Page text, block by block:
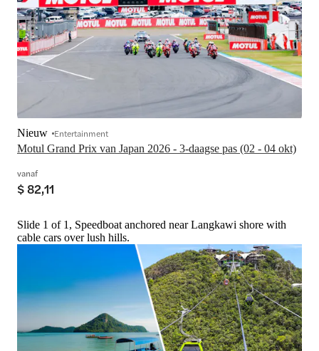
Motul Grand Prix van Japan 2026 - 3-daagse pas (02 - 04 okt)
Nieuw Entertainment
vanaf
$ 82,11
Slide 1 of 1, Speedboat anchored near Langkawi shore with
cable cars over lush hills.